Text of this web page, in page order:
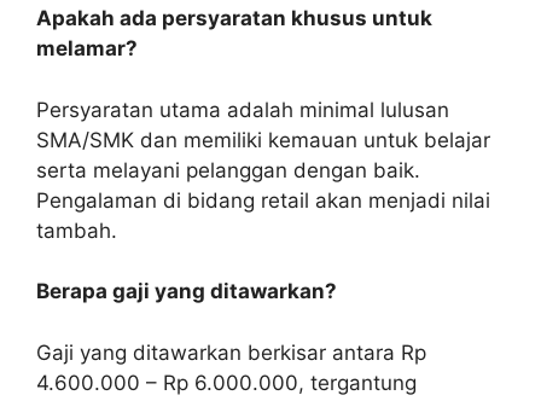
Apakah ada persyaratan khusus untuk
melamar?
Persyaratan utama adalah minimal lulusan
SMA/SMK dan memiliki kemauan untuk belajar
serta melayani pelanggan dengan baik.
Pengalaman di bidang retail akan menjadi nilai
tambah.
Berapa gaji yang ditawarkan?
Gaji yang ditawarkan berkisar antara Rp
4.600.000 – Rp 6.000.000, tergantung